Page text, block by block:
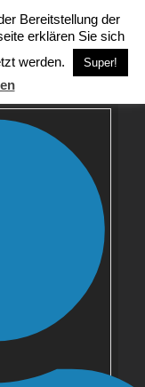
Bereitstellung der
erklären Sie sich
werden.
Super!